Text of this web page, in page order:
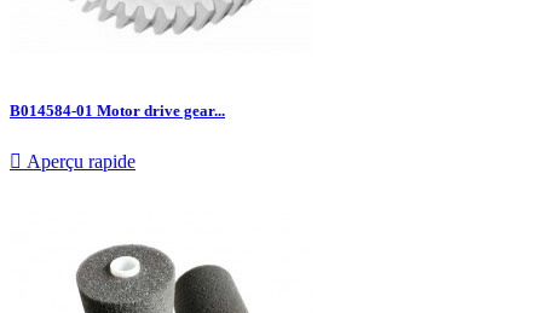
B014584-01 Motor drive gear...
 Aperçu rapide